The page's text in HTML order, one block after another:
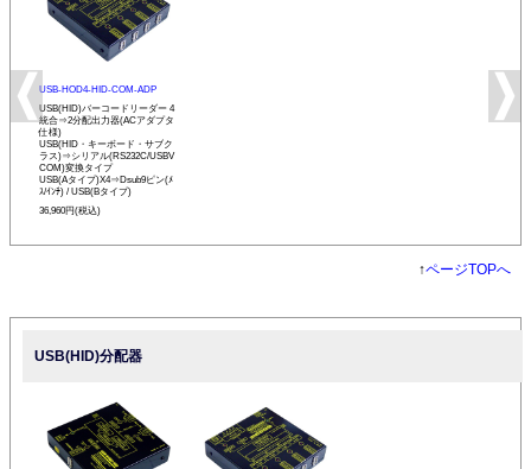
USB-HOD4-HID-COM-ADP
USB(HID)バーコードリーダー 4
統合⇒2分配出力器(ACアダプタ
仕様)
USB(HID・キーボード・サブク
ラス)⇒シリアル(RS232C/USBV
COM)変換タイプ
USB(Aタイプ)X4⇒Dsub9ピン(ﾒ
ｽ/ｲﾝﾁ) / USB(Bタイプ)
36,960円(税込)
↑ページTOPへ
USB(HID)分配器